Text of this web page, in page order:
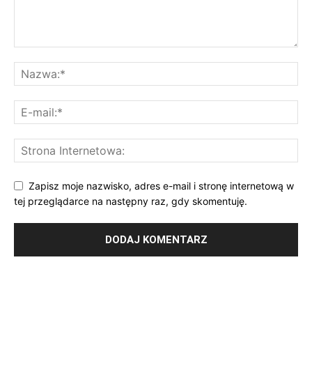
Zapisz moje nazwisko, adres e-mail i stronę internetową w
tej przeglądarce na następny raz, gdy skomentuję.